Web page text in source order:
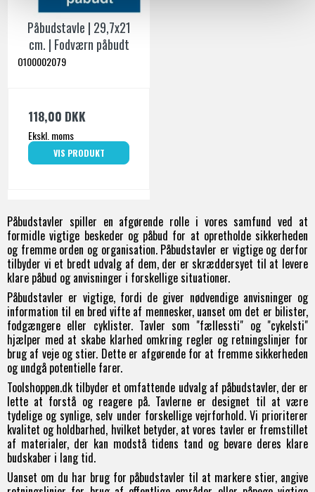
Påbudstavle | 29,7x21
cm. | Fodværn påbudt
O100002079
118,00 DKK
Ekskl. moms
VIS PRODUKT
Påbudstavler spiller en afgørende rolle i vores samfund ved at
formidle vigtige beskeder og påbud for at opretholde sikkerheden
og fremme orden og organisation. Påbudstavler er vigtige og derfor
tilbyder vi et bredt udvalg af dem, der er skræddersyet til at levere
klare påbud og anvisninger i forskellige situationer.
Påbudstavler er vigtige, fordi de giver nødvendige anvisninger og
information til en bred vifte af mennesker, uanset om det er bilister,
fodgængere eller cyklister. Tavler som "fællessti" og "cykelsti"
hjælper med at skabe klarhed omkring regler og retningslinjer for
brug af veje og stier. Dette er afgørende for at fremme sikkerheden
og undgå potentielle farer.
Toolshoppen.dk tilbyder et omfattende udvalg af påbudstavler, der er
lette at forstå og reagere på. Tavlerne er designet til at være
tydelige og synlige, selv under forskellige vejrforhold. Vi prioriterer
kvalitet og holdbarhed, hvilket betyder, at vores tavler er fremstillet
af materialer, der kan modstå tidens tand og bevare deres klare
budskaber i lang tid.
Uanset om du har brug for påbudstavler til at markere stier, angive